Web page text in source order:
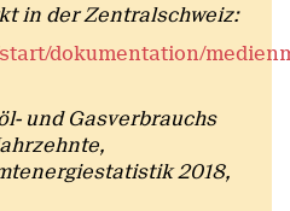
in der Zentralschweiz:
dokumentation/
und Gasverbrauchs
2018,